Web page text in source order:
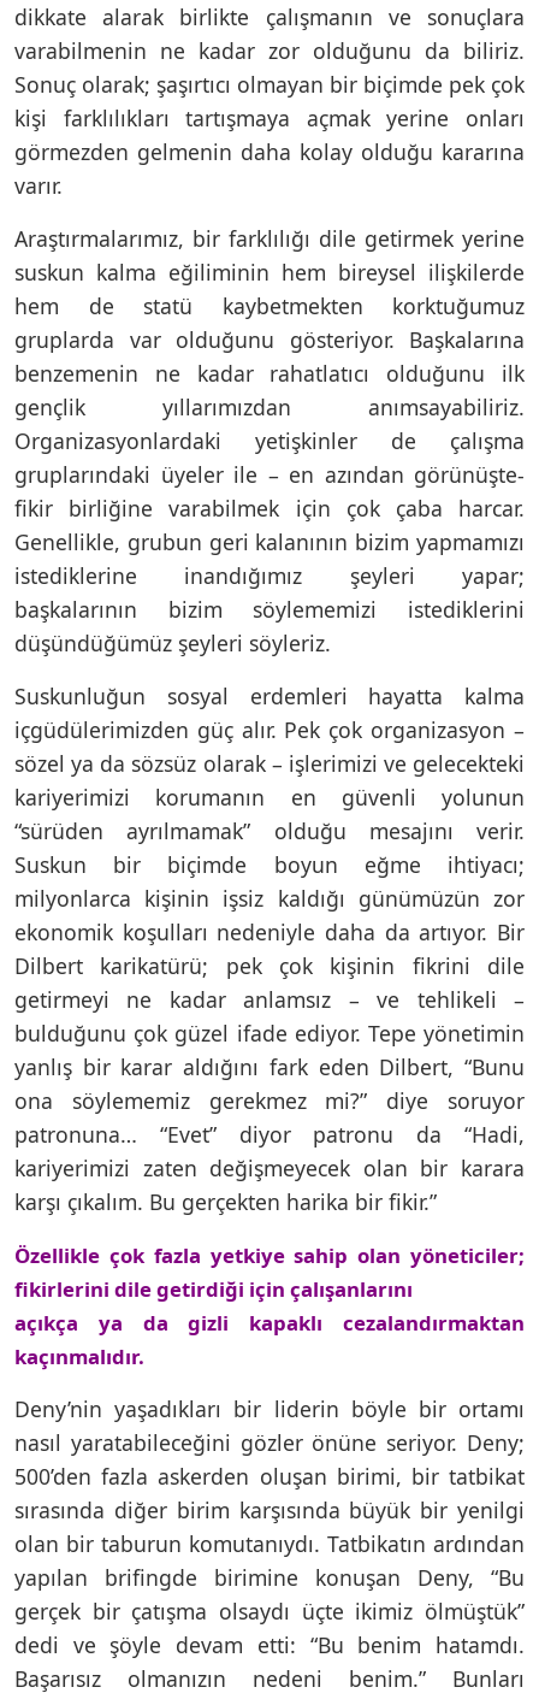
dikkate alarak birlikte çalışmanın ve sonuçlara
varabilmenin ne kadar zor olduğunu da biliriz.
Sonuç olarak; şaşırtıcı olmayan bir biçimde pek çok
kişi farklılıkları tartışmaya açmak yerine onları
görmezden gelmenin daha kolay olduğu kararına
varır.
Araştırmalarımız, bir farklılığı dile getirmek yerine
suskun kalma eğiliminin hem bireysel ilişkilerde
hem de statü kaybetmekten korktuğumuz
gruplarda var olduğunu gösteriyor. Başkalarına
benzemenin ne kadar rahatlatıcı olduğunu ilk
gençlik yıllarımızdan anımsayabiliriz.
Organizasyonlardaki yetişkinler de çalışma
gruplarındaki üyeler ile – en azından görünüşte-
fikir birliğine varabilmek için çok çaba harcar.
Genellikle, grubun geri kalanının bizim yapmamızı
istediklerine inandığımız şeyleri yapar;
başkalarının bizim söylememizi istediklerini
düşündüğümüz şeyleri söyleriz.
Suskunluğun sosyal erdemleri hayatta kalma
içgüdülerimizden güç alır. Pek çok organizasyon –
sözel ya da sözsüz olarak – işlerimizi ve gelecekteki
kariyerimizi korumanın en güvenli yolunun
“sürüden ayrılmamak” olduğu mesajını verir.
Suskun bir biçimde boyun eğme ihtiyacı;
milyonlarca kişinin işsiz kaldığı günümüzün zor
ekonomik koşulları nedeniyle daha da artıyor. Bir
Dilbert karikatürü; pek çok kişinin fikrini dile
getirmeyi ne kadar anlamsız – ve tehlikeli –
bulduğunu çok güzel ifade ediyor. Tepe yönetimin
yanlış bir karar aldığını fark eden Dilbert, “Bunu
ona söylememiz gerekmez mi?” diye soruyor
patronuna… “Evet” diyor patronu da “Hadi,
kariyerimizi zaten değişmeyecek olan bir karara
karşı çıkalım. Bu gerçekten harika bir fikir.”
Özellikle çok fazla yetkiye sahip olan yöneticiler;
fikirlerini dile getirdiği için çalışanlarını
açıkça ya da gizli kapaklı cezalandırmaktan
kaçınmalıdır.
Deny’nin yaşadıkları bir liderin böyle bir ortamı
nasıl yaratabileceğini gözler önüne seriyor. Deny;
500’den fazla askerden oluşan birimi, bir tatbikat
sırasında diğer birim karşısında büyük bir yenilgi
olan bir taburun komutanıydı. Tatbikatın ardından
yapılan brifingde birimine konuşan Deny, “Bu
gerçek bir çatışma olsaydı üçte ikimiz ölmüştük”
dedi ve şöyle devam etti: “Bu benim hatamdı.
Başarısız olmanızın nedeni benim.” Bunları